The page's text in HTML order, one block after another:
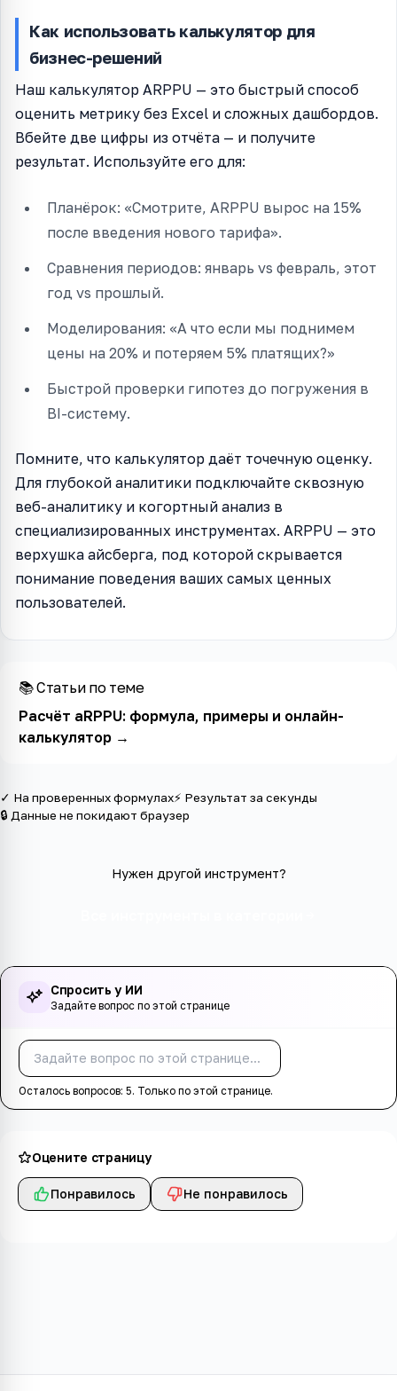
Как использовать калькулятор для
бизнес-решений
Наш калькулятор ARPPU — это быстрый способ
оценить метрику без Excel и сложных дашбордов.
Вбейте две цифры из отчёта — и получите
результат. Используйте его для:
Планёрок: «Смотрите, ARPPU вырос на 15%
после введения нового тарифа».
Сравнения периодов: январь vs февраль, этот
год vs прошлый.
Моделирования: «А что если мы поднимем
цены на 20% и потеряем 5% платящих?»
Быстрой проверки гипотез до погружения в
BI-систему.
Помните, что калькулятор даёт точечную оценку.
Для глубокой аналитики подключайте сквозную
веб-аналитику и когортный анализ в
специализированных инструментах. ARPPU — это
верхушка айсберга, под которой скрывается
понимание поведения ваших самых ценных
пользователей.
📚 Статьи по теме
Расчёт aRPPU: формула, примеры и онлайн-
калькулятор→
✓ На проверенных формулах⚡ Результат за секунды
🔒 Данные не покидают браузер
Нужен другой инструмент?
Спросить у ИИ
Задайте вопрос по этой странице
Осталось вопросов: 5. Только по этой странице.
Оцените страницу
Понравилось Не понравилось